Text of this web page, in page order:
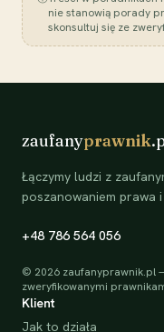
nie stanowią porady
skonsultuj się ze
zaufanyprawnik
Łączymy ludzi z
poszanowaniem prawa
+48 786 564 056
© 2026 zaufanyprawnik.pl
zweryfikowanymi
Klient
Jak to działa